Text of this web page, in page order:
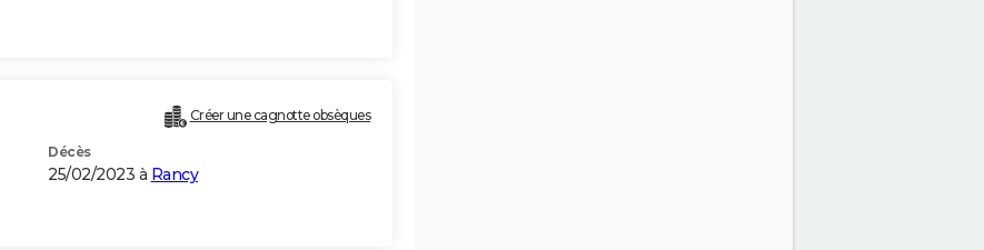
Créer une cagnotte obsèques
Décès
25/02/2023 à Rancy